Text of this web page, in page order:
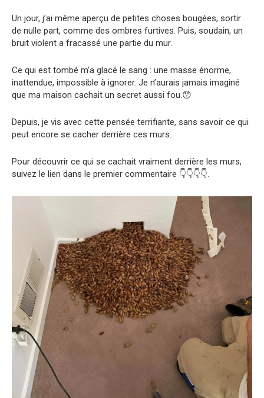
Un jour, j’ai même aperçu de petites choses bougées, sortir
de nulle part, comme des ombres furtives. Puis, soudain, un
bruit violent a fracassé une partie du mur.
Ce qui est tombé m’a glacé le sang : une masse énorme,
inattendue, impossible à ignorer. Je n’aurais jamais imaginé
que ma maison cachait un secret aussi fou.😯
Depuis, je vis avec cette pensée terrifiante, sans savoir ce qui
peut encore se cacher derrière ces murs.
Pour découvrir ce qui se cachait vraiment derrière les murs,
suivez le lien dans le premier commentaire 👇👇👇👇.